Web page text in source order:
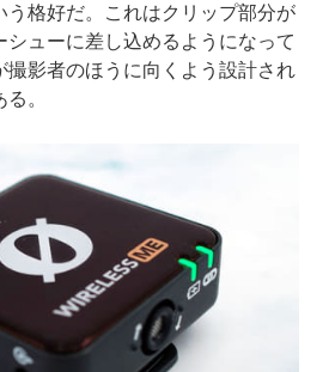
う格好だ。これはクリップ部分が
シューに差し込めるようになって
撮影者のほうに向くよう設計され
。